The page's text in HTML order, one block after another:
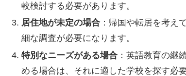
較検討する必要があります。
居住地が未定の場合：帰国や転居を考え
細な調査が必要になります。
特別なニーズがある場合：英語教育の継
める場合は、それに適した学校を探す必